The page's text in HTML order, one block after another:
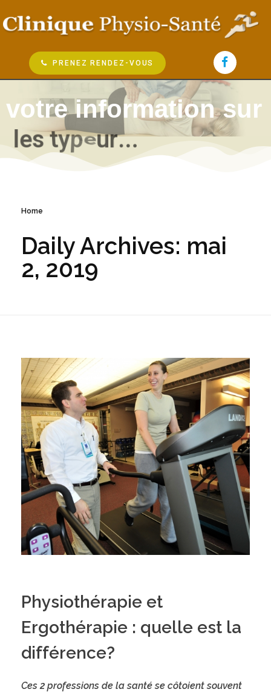
PRENEZ RENDEZ-VOUS
votre information sur
es types de soins...
Home
Daily Archives: mai
2, 2019
Physiothérapie et
Ergothérapie : quelle est la
différence?
Ces 2 professions de la santé se côtoient souvent